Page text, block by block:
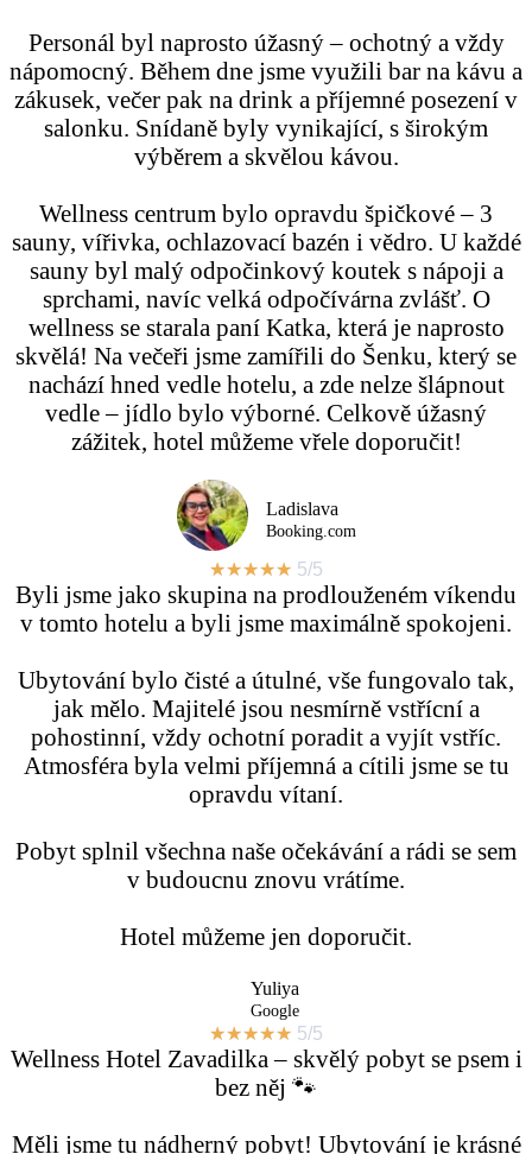
Personál byl naprosto úžasný – ochotný a vždy
nápomocný. Během dne jsme využili bar na kávu a
zákusek, večer pak na drink a příjemné posezení v
salonku. Snídaně byly vynikající, s širokým
výběrem a skvělou kávou.
Wellness centrum bylo opravdu špičkové – 3
sauny, vířivka, ochlazovací bazén i vědro. U každé
sauny byl malý odpočinkový koutek s nápoji a
sprchami, navíc velká odpočívárna zvlášť. O
wellness se starala paní Katka, která je naprosto
skvělá! Na večeři jsme zamířili do Šenku, který se
nachází hned vedle hotelu, a zde nelze šlápnout
vedle – jídlo bylo výborné. Celkově úžasný
zážitek, hotel můžeme vřele doporučit!
Ladislava
Booking.com
★★★★★ 5/5
Byli jsme jako skupina na prodlouženém víkendu
v tomto hotelu a byli jsme maximálně spokojeni.
Ubytování bylo čisté a útulné, vše fungovalo tak,
jak mělo. Majitelé jsou nesmírně vstřícní a
pohostinní, vždy ochotní poradit a vyjít vstříc.
Atmosféra byla velmi příjemná a cítili jsme se tu
opravdu vítaní.
Pobyt splnil všechna naše očekávání a rádi se sem
v budoucnu znovu vrátíme.
Hotel můžeme jen doporučit.
Yuliya
Google
★★★★★ 5/5
Wellness Hotel Zavadilka – skvělý pobyt se psem i
bez něj 🐾
Měli jsme tu nádherný pobyt! Ubytování je krásné